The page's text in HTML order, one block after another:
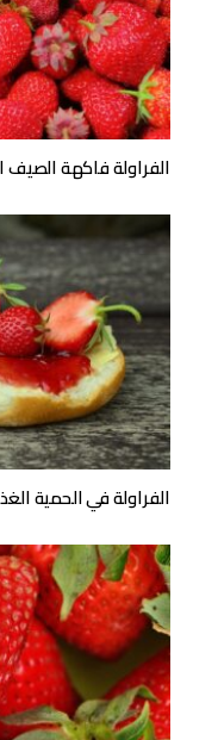
الفراولة فاكهة الصيف
الفراولة في الحمية